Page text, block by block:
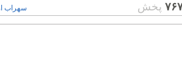
پخش سهراب